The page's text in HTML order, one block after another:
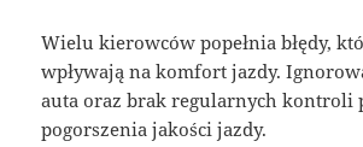
Wielu kierowców popełnia błędy,
wpływają na komfort jazdy.
auta oraz brak regularnych kontroli
pogorszenia jakości jazdy.